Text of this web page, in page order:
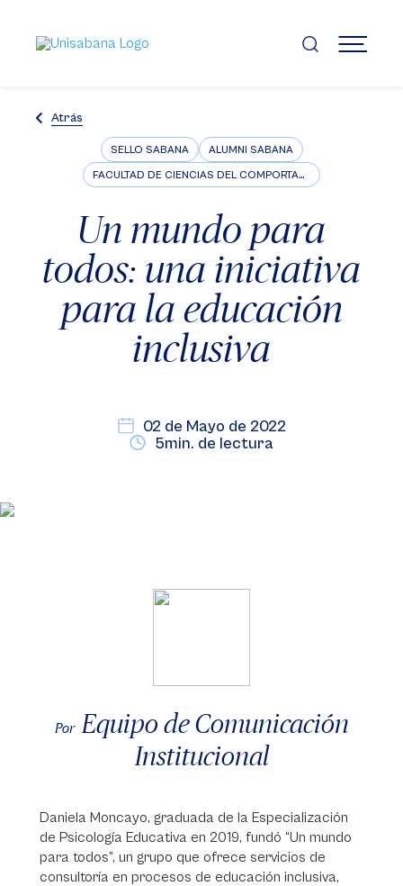
contenido
principal
MENÚ
Atrás
SELLO SABANA ALUMNI SABANA
FACULTAD DE CIENCIAS DEL COMPORTAMIENTO
Un mundo para
todos: una iniciativa
para la educación
inclusiva
02 de Mayo de 2022
5min. de lectura
Por Equipo de Comunicación
Institucional
Daniela Moncayo, graduada de la Especialización
de Psicología Educativa en 2019, fundó “Un mundo
para todos”, un grupo que ofrece servicios de
consultoría en procesos de educación inclusiva,